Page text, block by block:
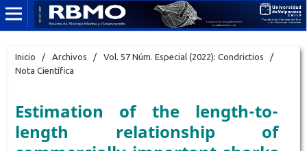
Inicio / Archivos / Vol. 57 Núm. Especial (2022): Condrictios
/
Nota Científica
Estimation of the length-to-
length relationship of